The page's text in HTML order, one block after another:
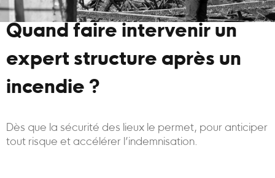
Quand faire intervenir un
expert structure après un
incendie ?
Dès que la sécurité des lieux le permet, pour anticiper
tout risque et accélérer l’indemnisation.